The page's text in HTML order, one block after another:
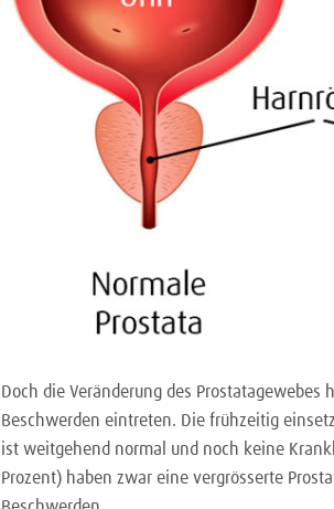
Doch die Veränderung des Prostatagewebes
Beschwerden eintreten. Die frühzeitig
ist weitgehend normal und noch keine
Prozent) haben zwar eine vergrösserte